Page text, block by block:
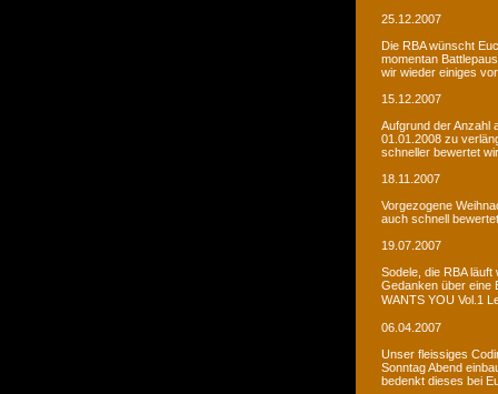
25.12.2007
Die RBA wünscht
momentan
wir wieder einiges
15.12.2007
Aufgrund der Anzahl
01.01.2008 zu
schneller bewertet
18.11.2007
Vorgezogene
auch schnell
19.07.2007
Sodele, die RBA
Gedanken über eine
WANTS YOU Vol.1
06.04.2007
Unser fleissiges
Sonntag Abend
bedenkt dieses bei